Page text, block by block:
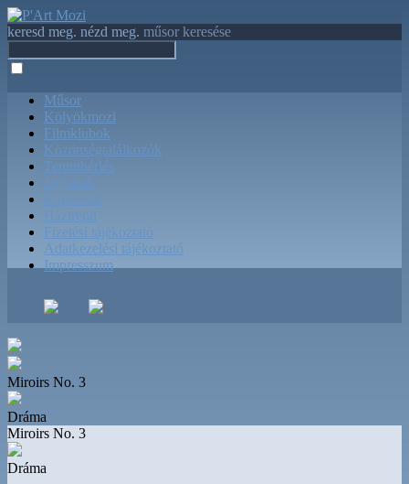
keresd meg. nézd meg. műsor keresése
Műsor
Kölyökmozi
Filmklubok
Közönségtalálkozók
Terembérlés
Jegyárak
Fizetési tájékoztató
Adatkezelési tájékoztató
Impresszum
Miroirs No. 3
Dráma
Miroirs No. 3
Dráma